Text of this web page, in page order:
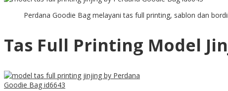
Perdana Goodie Bag melayani tas full printing, sablon dan
Tas Full Printing Model